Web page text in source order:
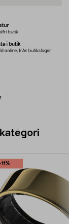
butik
i butik
online, från butikslager